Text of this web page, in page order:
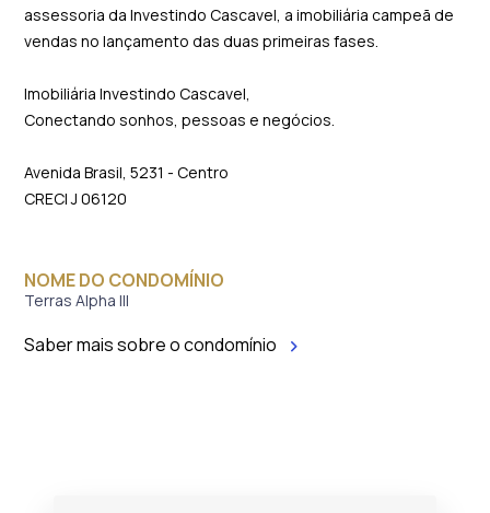
assessoria da Investindo Cascavel, a imobiliária campeã de
vendas no lançamento das duas primeiras fases.
Imobiliária Investindo Cascavel,
Conectando sonhos, pessoas e negócios.
Avenida Brasil, 5231 - Centro
CRECI J 06120
NOME DO CONDOMÍNIO
Terras Alpha III
Saber mais sobre o condomínio